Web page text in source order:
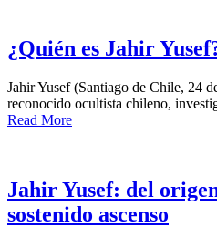
¿Quién es Jahir
Jahir Yusef (Santiago de Chile, 24
reconocido ocultista chileno,
Read More
Jahir Yusef: del
sostenido ascenso